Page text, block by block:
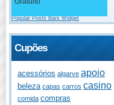
Popular Posts Bars Widget
Cupões
acessórios algarve apoio
beleza capas carros casino
comida compras